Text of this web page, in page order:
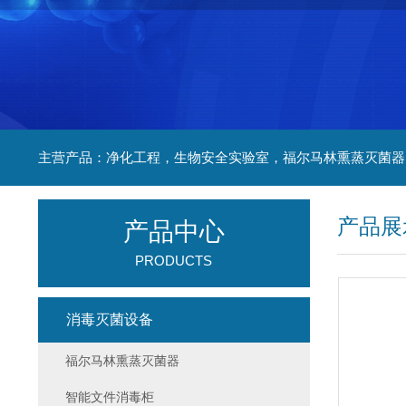
产品
产品中心
PRODUCTS
消毒灭菌设备
福尔马林熏蒸灭菌器
智能文件消毒柜